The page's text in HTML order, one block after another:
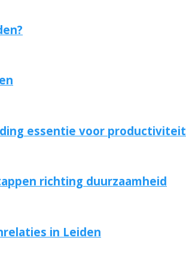
essentie voor productiviteit
richting duurzaamheid
in Leiden